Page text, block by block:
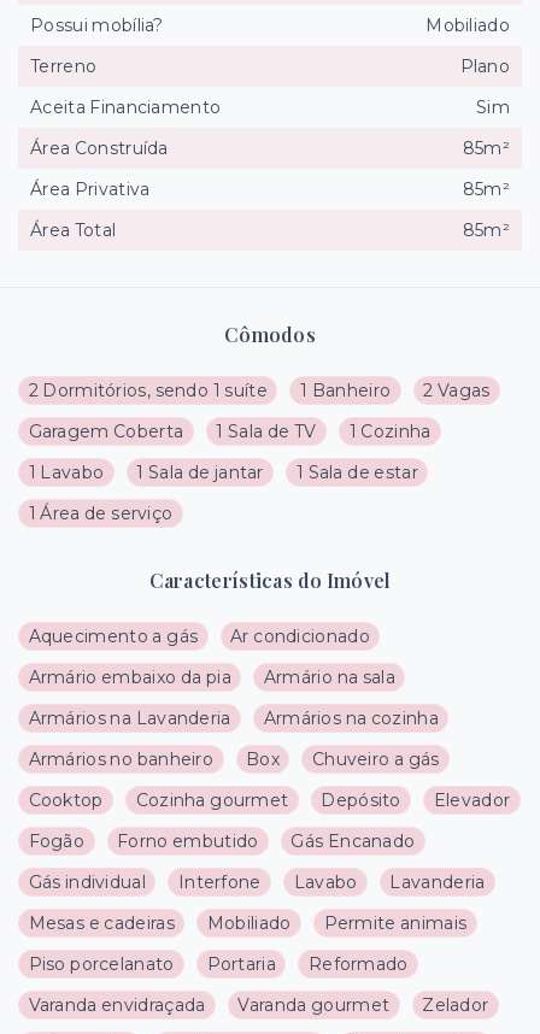
Cômodos
2 Dormitórios, sendo 1 suíte 1 Banheiro
2 Vagas
Garagem Coberta
1 Sala de TV
1 Cozinha
1 Lavabo
1 Sala de jantar
1 Sala de estar
1 Área de serviço
Características do Imóvel
Aquecimento a gás
Ar condicionado
Armário embaixo da pia
Armário na sala
Armários na Lavanderia
Armários na cozinha
Armários no banheiro
Box
Chuveiro a gás
Cooktop
Cozinha gourmet Depósito
Elevador
Fogão
Forno embutido
Gás Encanado
Gás individual
Interfone Lavabo
Lavanderia
Mesas e cadeiras
Mobiliado
Permite animais
Piso porcelanato
Portaria
Reformado
Varanda envidraçada
Varanda gourmet
Zelador
Possui mobília?
Mobiliado
Terreno
Plano
Aceita Financiamento
Sim
Área Construída
85m²
Área Privativa
85m²
Área Total
85m²